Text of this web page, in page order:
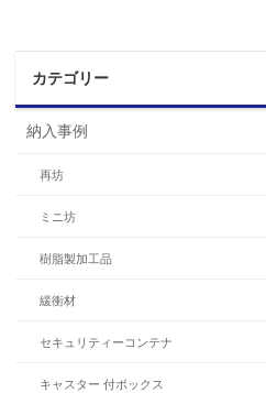
カテゴリー
納入事例
再坊
ミニ坊
樹脂製加工品
緩衝材
セキュリティーコンテナ
キャスター 付ボックス